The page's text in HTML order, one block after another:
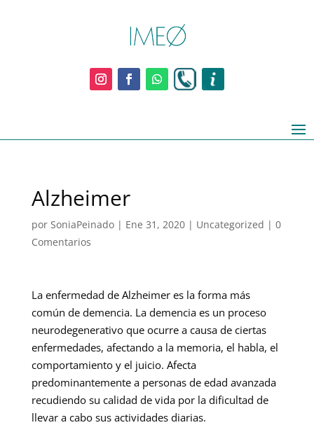
Alzheimer
por SoniaPeinado| Ene 31, 2020| Uncategorized | 0
Comentarios
La enfermedad de Alzheimer es la forma más
común de demencia. La demencia es un proceso
neurodegenerativo que ocurre a causa de ciertas
enfermedades, afectando a la memoria, el habla, el
comportamiento y el juicio. Afecta
predominantemente a personas de edad avanzada
recudiendo su calidad de vida por la dificultad de
llevar a cabo sus actividades diarias.